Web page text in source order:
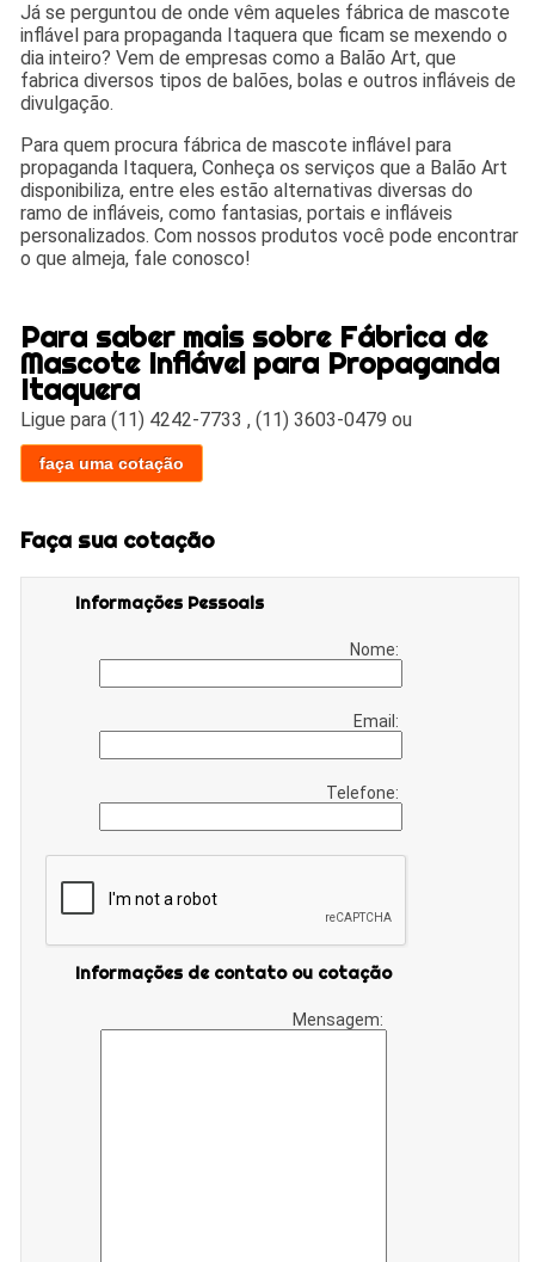
Já se perguntou de onde vêm aqueles fábrica de mascote
inflável para propaganda Itaquera que ficam se mexendo o
dia inteiro? Vem de empresas como a Balão Art, que
fabrica diversos tipos de balões, bolas e outros infláveis de
divulgação.
Para quem procura fábrica de mascote inflável para
propaganda Itaquera, Conheça os serviços que a Balão Art
disponibiliza, entre eles estão alternativas diversas do
ramo de infláveis, como fantasias, portais e infláveis
personalizados. Com nossos produtos você pode encontrar
o que almeja, fale conosco!
Para saber mais sobre Fábrica de
Mascote Inflável para Propaganda
Itaquera
Ligue para(11) 4242-7733 ,(11) 3603-0479 ou
faça uma cotação
Faça sua cotação
Informações Pessoais
Nome:
Email:
Telefone:
Informações de contato ou cotação
Mensagem: